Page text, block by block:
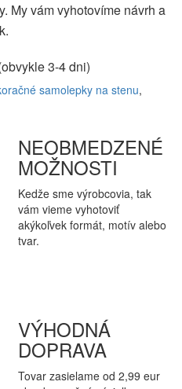
My vám vyhotovíme návrh a
3-4 dni)
samolepky na stenu,
NEOBMEDZENÉ
MOŽNOSTI
Kedže sme výrobcovia, tak
vám vieme vyhotoviť
akýkoľvek formát, motív alebo
tvar.
VÝHODNÁ
DOPRAVA
Tovar zasielame od 2,99 eur